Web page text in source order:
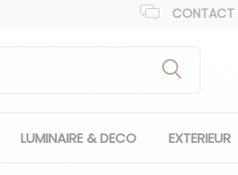
CONTACT
LUMINAIRE & DECO EXTERIEUR